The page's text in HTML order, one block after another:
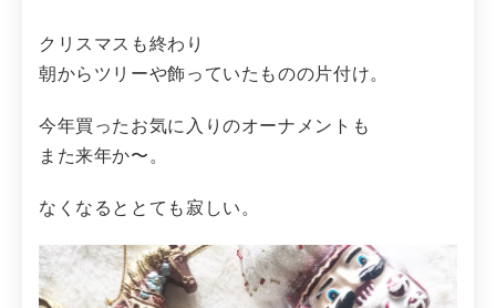
クリスマスも終わり
朝からツリーや飾っていたものの片付け。
今年買ったお気に入りのオーナメントも
また来年か〜。
なくなるととても寂しい。